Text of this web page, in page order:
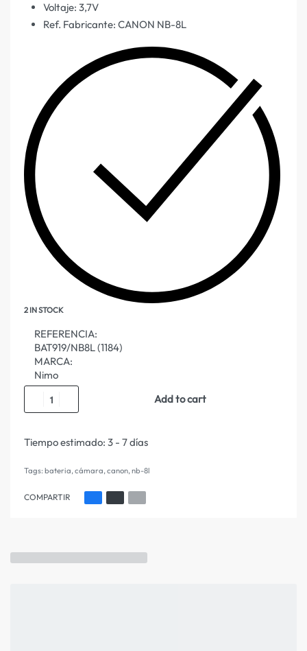
Voltaje: 3,7V
Ref. Fabricante: CANON NB-8L
2 IN STOCK
REFERENCIA:
BAT919/NB8L (1184)
MARCA:
Nimo
Add to cart
Tiempo estimado: 3 - 7 días
Tags: bateria,cámara,canon,nb-8l
COMPARTIR